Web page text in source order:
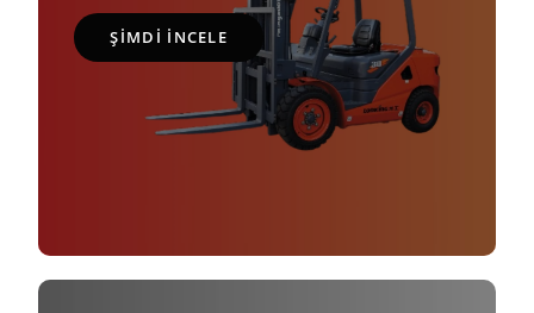
ŞIMDI INCELE